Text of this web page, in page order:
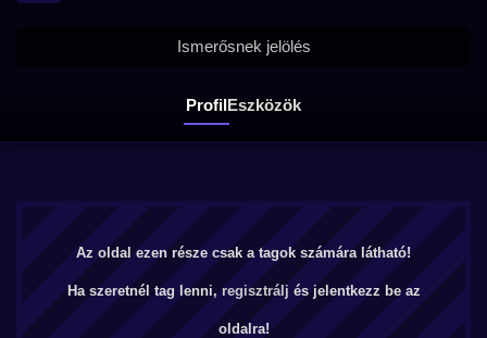
ProfilEszközök
Ismerősnek jelölés
Az oldal ezen része csak a tagok számára látható!
Ha szeretnél tag lenni, regisztrálj és jelentkezz be az
oldalra!